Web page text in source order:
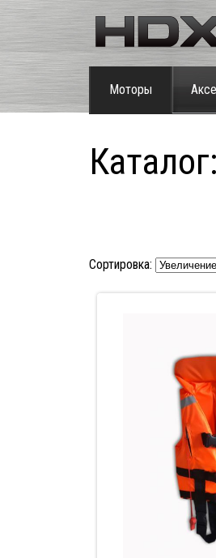
Моторы
Каталог:
Сортировка: